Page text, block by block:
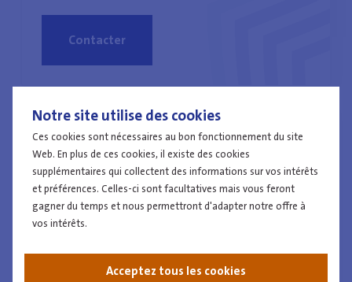
Notre site utilise des cookies
Ces cookies sont nécessaires au bon fonctionnement du site
Web. En plus de ces cookies, il existe des cookies
supplémentaires qui collectent des informations sur vos intérêts
et préférences. Celles-ci sont facultatives mais vous feront
gagner du temps et nous permettront d'adapter notre offre à
vos intérêts.
Acceptez tous les cookies
Contacter
Isabelle Notte
Inspecteur Police Locale
ZP DES ARCHES